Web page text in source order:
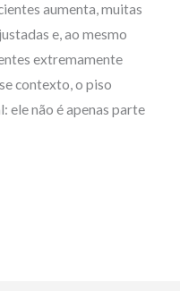
aumenta, muitas
e, ao mesmo
extremamente
contexto, o piso
ele não é apenas parte